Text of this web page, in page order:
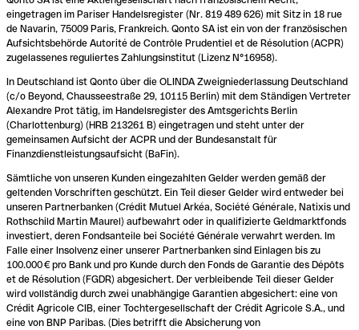
eingetragen im Pariser Handelsregister (Nr. 819 489 626) mit Sitz in 18 rue
de Navarin, 75009 Paris, Frankreich. Qonto SA ist ein von der französischen
Aufsichtsbehörde Autorité de Contrôle Prudentiel et de Résolution (ACPR)
zugelassenes reguliertes Zahlungsinstitut (Lizenz N°16958).
In Deutschland ist Qonto über die OLINDA Zweigniederlassung Deutschland
(c/o Beyond, Chausseestraße 29, 10115 Berlin) mit dem Ständigen Vertreter
Alexandre Prot tätig, im Handelsregister des Amtsgerichts Berlin
(Charlottenburg) (HRB 213261 B) eingetragen und steht unter der
gemeinsamen Aufsicht der ACPR und der Bundesanstalt für
Finanzdienstleistungsaufsicht (BaFin).
Sämtliche von unseren Kunden eingezahlten Gelder werden gemäß der
geltenden Vorschriften geschützt. Ein Teil dieser Gelder wird entweder bei
unseren Partnerbanken (Crédit Mutuel Arkéa, Société Générale, Natixis und
Rothschild Martin Maurel) aufbewahrt oder in qualifizierte Geldmarktfonds
investiert, deren Fondsanteile bei Société Générale verwahrt werden. Im
Falle einer Insolvenz einer unserer Partnerbanken sind Einlagen bis zu
100.000 € pro Bank und pro Kunde durch den Fonds de Garantie des Dépôts
et de Résolution (FGDR) abgesichert. Der verbleibende Teil dieser Gelder
wird vollständig durch zwei unabhängige Garantien abgesichert: eine von
Crédit Agricole CIB, einer Tochtergesellschaft der Crédit Agricole S.A., und
eine von BNP Paribas. (Dies betrifft die Absicherung von